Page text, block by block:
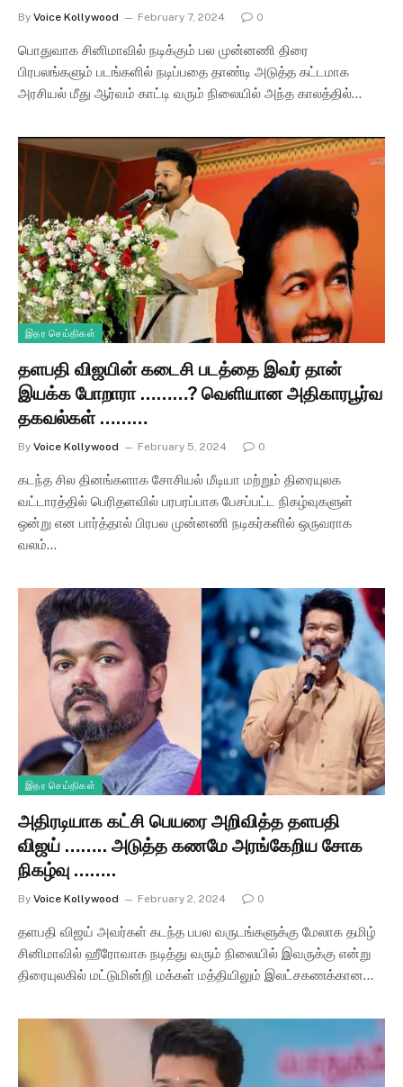
By Voice Kollywood February 7, 2024 0
பொதுவாக சினிமாவில் நடிக்கும் பல முன்னணி திரை
பிரபலங்களும் படங்களில் நடிப்பதை தாண்டி அடுத்த கட்டமாக
அரசியல் மீது ஆர்வம் காட்டி வரும் நிலையில் அந்த காலத்தில்…
இதர செய்திகள்
தளபதி விஜயின் கடைசி படத்தை இவர் தான்
இயக்க போறாரா ………? வெளியான அதிகாரபூர்வ
தகவல்கள் ………
By Voice Kollywood February 5, 2024 0
கடந்த சில தினங்களாக சோசியல் மீடியா மற்றும் திரையுலக
வட்டாரத்தில் பெரிதளவில் பரபரப்பாக பேசப்பட்ட நிகழ்வுகளுள்
ஒன்று என பார்த்தால் பிரபல முன்னணி நடிகர்களில் ஒருவராக
வலம்…
இதர செய்திகள்
அதிரடியாக கட்சி பெயரை அறிவித்த தளபதி
விஜய் …….. அடுத்த கணமே அரங்கேறிய சோக
நிகழ்வு ……..
By Voice Kollywood February 2, 2024 0
தளபதி விஜய் அவர்கள் கடந்த பபல வருடங்களுக்கு மேலாக தமிழ்
சினிமாவில் ஹீரோவாக நடித்து வரும் நிலையில் இவருக்கு என்று
திரையுலகில் மட்டுமின்றி மக்கள் மத்தியிலும் இலட்சகணக்கான…